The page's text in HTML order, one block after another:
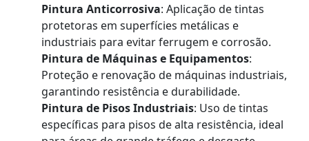
Pintura Anticorrosiva: Aplicação de tintas
protetoras em superfícies metálicas e
industriais para evitar ferrugem e corrosão.
Pintura de Máquinas e Equipamentos:
Proteção e renovação de máquinas industriais,
garantindo resistência e durabilidade.
Pintura de Pisos Industriais: Uso de tintas
específicas para pisos de alta resistência, ideal